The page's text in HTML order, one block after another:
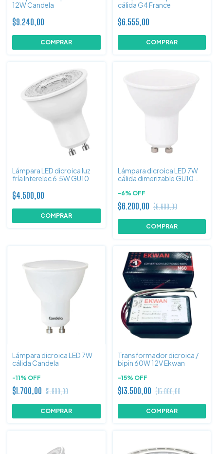
12W Candela
$9.240,00
cálida G4 France
$6.555,00
Lámpara LED dicroica luz
fría Interelec 6.5W GU10
$4.500,00
Lámpara dicroica LED 7W
cálida dimerizable GU10
-6% OFF
$6.200,00 $6.600,00
Lámpara dicroica LED 7W
cálida Candela
-11% OFF
$1.700,00 $1.900,00
Transformador dicroica /
bipin 60W 12V Ekwan
-15% OFF
$13.500,00 $15.866,00